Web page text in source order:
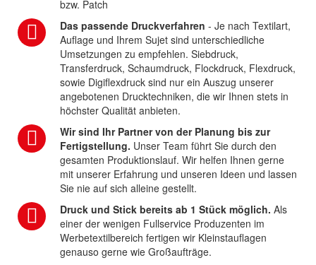
bzw. Patch
Das passende Druckverfahren - Je nach Textilart,
Auflage und Ihrem Sujet sind unterschiedliche
Umsetzungen zu empfehlen. Siebdruck,
Transferdruck, Schaumdruck, Flockdruck, Flexdruck,
sowie Digiflexdruck sind nur ein Auszug unserer
angebotenen Drucktechniken, die wir Ihnen stets in
höchster Qualität anbieten.
Wir sind Ihr Partner von der Planung bis zur
Fertigstellung. Unser Team führt Sie durch den
gesamten Produktionslauf. Wir helfen Ihnen gerne
mit unserer Erfahrung und unseren Ideen und lassen
Sie nie auf sich alleine gestellt.
Druck und Stick bereits ab 1 Stück möglich. Als
einer der wenigen Fullservice Produzenten im
Werbetextilbereich fertigen wir Kleinstauflagen
genauso gerne wie Großaufträge.